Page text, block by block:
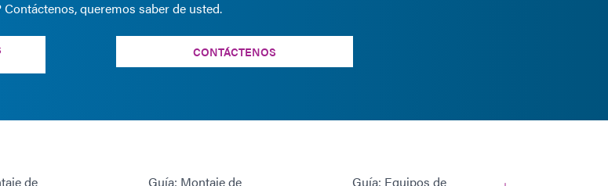
Contáctenos, queremos saber de usted.
CONTÁCTENOS
de Guía: Montaje de Guía: Equipos de